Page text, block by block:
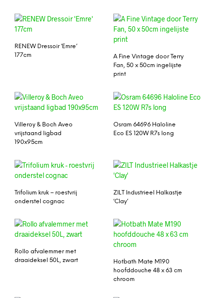
RENEW Dressoir ‘Emre’
177cm
A Fine Vintage door Terry
Fan, 50 x 50cm ingelijste
print
Villeroy & Boch Aveo
vrijstaand ligbad
190x95cm
Osram 64696 Haloline
Eco ES 120W R7s long
Trifolium kruk – roestvrij
onderstel cognac
ZILT Industrieel Halkastje
‘Clay’
Rollo afvalemmer met
draaideksel 50L, zwart
Hotbath Mate M190
hoofddouche 48 x 63 cm
chroom